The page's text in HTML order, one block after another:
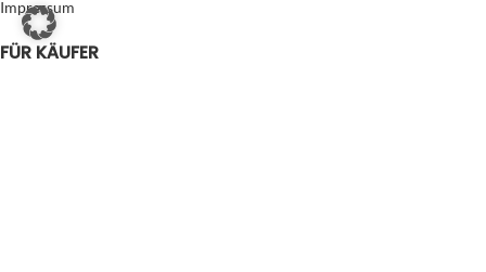
Impressum
FÜR KÄUFER